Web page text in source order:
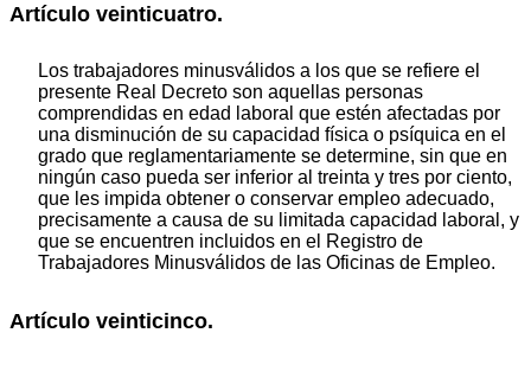
Artículo veinticuatro.
Los trabajadores minusválidos a los que se refiere el
presente Real Decreto son aquellas personas
comprendidas en edad laboral que estén afectadas por
una disminución de su capacidad física o psíquica en el
grado que reglamentariamente se determine, sin que en
ningún caso pueda ser inferior al treinta y tres por ciento,
que les impida obtener o conservar empleo adecuado,
precisamente a causa de su limitada capacidad laboral, y
que se encuentren incluidos en el Registro de
Trabajadores Minusválidos de las Oficinas de Empleo.
Artículo veinticinco.